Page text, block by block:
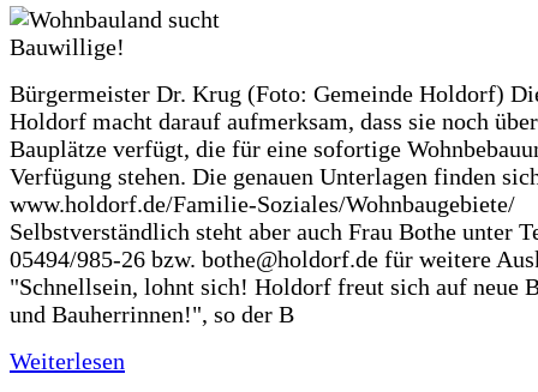
Bürgermeister Dr. Krug (Foto: Gemeinde Holdorf)
Holdorf macht darauf aufmerksam, dass sie noch
Bauplätze verfügt, die für eine sofortige
Verfügung stehen. Die genauen Unterlagen finden
www.holdorf.de/Familie-Soziales/Wohnbaugebiete/
Selbstverständlich steht aber auch Frau Bothe unter
05494/985-26 bzw. bothe@holdorf.de für weitere
"Schnellsein, lohnt sich! Holdorf freut sich auf neue
und Bauherrinnen!", so der B
Weiterlesen